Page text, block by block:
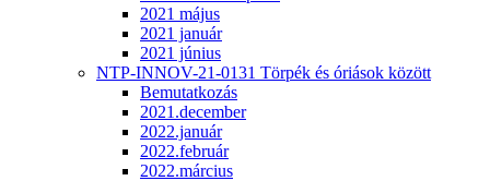
2021 május
2021 január
2021 június
NTP-INNOV-21-0131 Törpék és óriások között
Bemutatkozás
2021.december
2022.január
2022.február
2022.március